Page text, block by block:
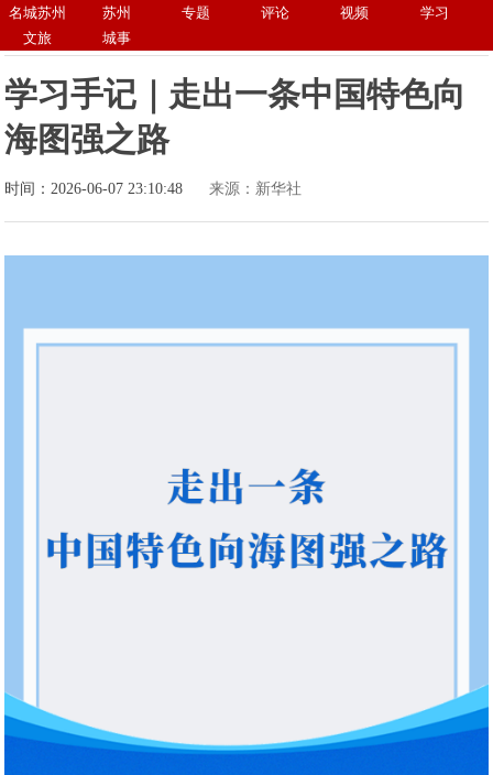
名城苏州 苏州 专题 评论 视频
学习
文旅
城事
学习手记｜走出一条中国特色向
海图强之路
时间：2026-06-07 23:10:48 来源：新华社